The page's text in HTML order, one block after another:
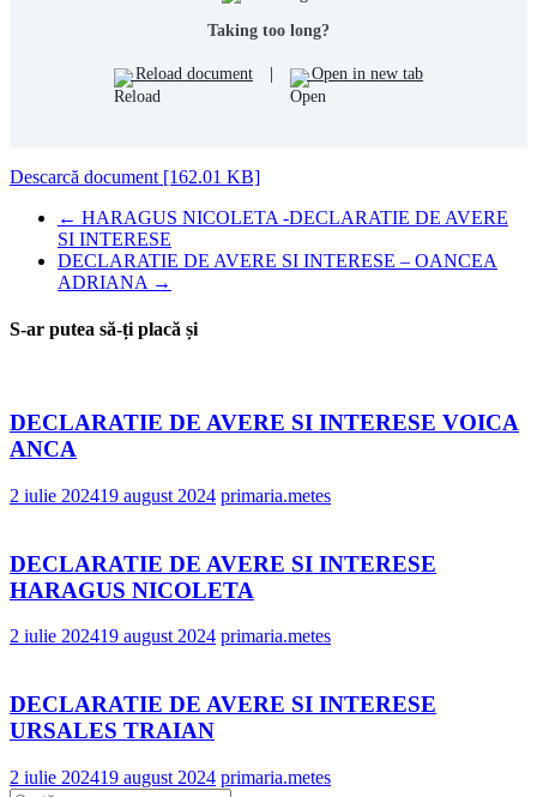
Taking too long?
Reload document Open in new tab
Descarcă document [162.01 KB]
← HARAGUS NICOLETA -DECLARATIE DE AVERE
SI INTERESE
DECLARATIE DE AVERE SI INTERESE – OANCEA
ADRIANA →
S-ar putea să-ți placă și
DECLARATIE DE AVERE SI INTERESE VOICA
ANCA
2 iulie 202419 august 2024 primaria.metes
DECLARATIE DE AVERE SI INTERESE
HARAGUS NICOLETA
2 iulie 202419 august 2024 primaria.metes
DECLARATIE DE AVERE SI INTERESE
URSALES TRAIAN
2 iulie 202419 august 2024 primaria.metes